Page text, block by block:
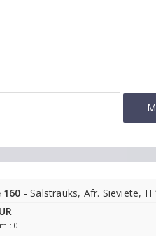
160 - Sālstrauks, Āfr. Sieviete, H
0